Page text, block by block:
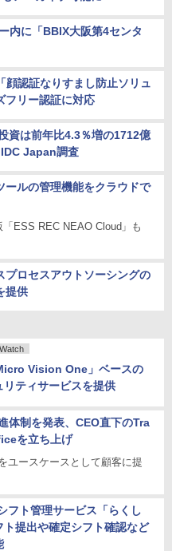
内に「BBIX大阪第4センタ
顔認証なりすまし防止ソリュ
フリー認証に対応
資は前年比4.3％増の1712億
Japan調査
ールの管理機能をクラウドで
ESS REC NEAO Cloud」も
プロセスアウトソーシングの
提供
Vision One」ベースの
リティサービスを提供
体制を発表、CEO直下のTra
を立ち上げ
ユースケースとして顧客に提
フト管理サービス「らくし
提出や確定シフト確認など